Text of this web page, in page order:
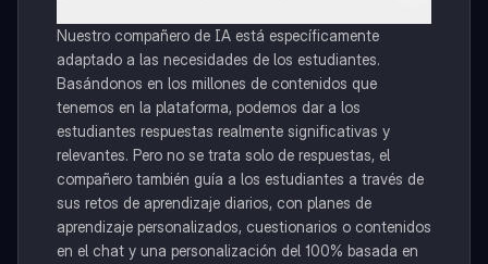
Nuestro compañero de IA está específicamente
adaptado a las necesidades de los estudiantes.
Basándonos en los millones de contenidos que
tenemos en la plataforma, podemos dar a los
estudiantes respuestas realmente significativas y
relevantes. Pero no se trata solo de respuestas, el
compañero también guía a los estudiantes a través de
sus retos de aprendizaje diarios, con planes de
aprendizaje personalizados, cuestionarios o contenidos
en el chat y una personalización del 100% basada en